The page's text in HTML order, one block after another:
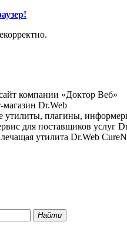
компании «Доктор Веб»
Dr.Web
утилиты, плагины,
для поставщиков услуг
утилита Dr.Web
Найти